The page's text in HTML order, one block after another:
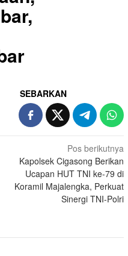
SEBARKAN
Pos berikutnya
Kapolsek Cigasong Berikan
Ucapan HUT TNI ke-79 di
Koramil Majalengka, Perkuat
Sinergi TNI-Polri